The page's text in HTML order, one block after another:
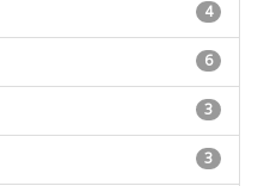
4
6
3
3